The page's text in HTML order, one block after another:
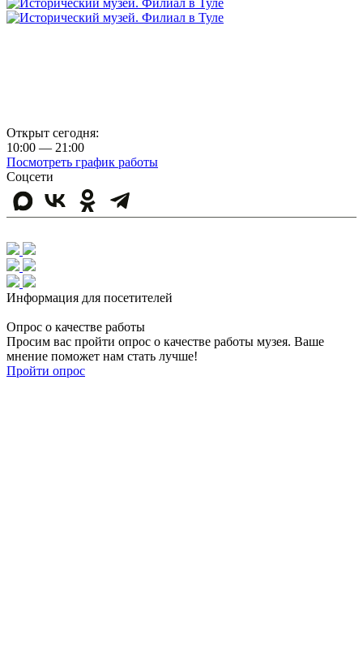
Открыт сегодня:
10:00 — 21:00
Посмотреть график работы
Соцсети
Информация для посетителей
Опрос о качестве работы
Просим вас пройти опрос о качестве работы музея. Ваше
мнение поможет нам стать лучше!
Пройти опрос